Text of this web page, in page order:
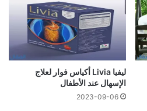
ليفيا Livia أكياس فوار لعلاج
الإسهال عند الأطفال
2023-09-06